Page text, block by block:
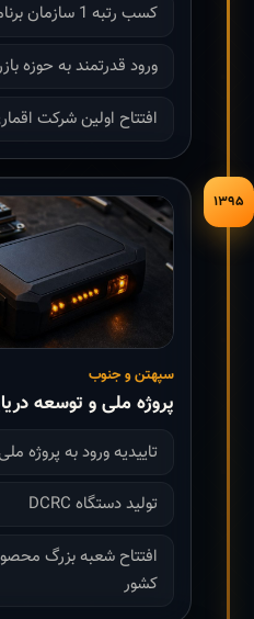
کسب رتبه 1 سازمان برنامه بودجه
ورود قدرتمند به حوزه
افتتاح اولین شرکت
۱۳۹۵
سپهتن و جنوب
پروژه ملی و توسعه
تاییدیه ورود به پروژه
تولید دستگاه DCRC
افتتاح شعبه بزرگ
کشور